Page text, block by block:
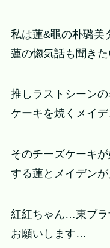
私は蓮&黽の朴璐
蓮の惚気話も聞き
推しラストシーン
ケーキを焼くメイ
そのチーズケーキ
する蓮とメイデン
紅紅ちゃん…東ブ
お願いします…